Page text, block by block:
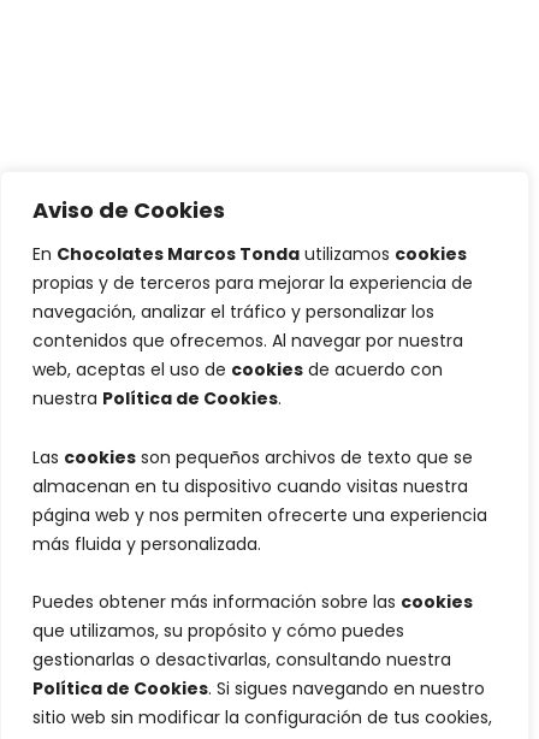
Aviso de Cookies
En Chocolates Marcos Tonda utilizamos cookies
propias y de terceros para mejorar la experiencia de
navegación, analizar el tráfico y personalizar los
contenidos que ofrecemos. Al navegar por nuestra
web, aceptas el uso de cookies de acuerdo con
nuestra Política de Cookies.
Las cookies son pequeños archivos de texto que se
almacenan en tu dispositivo cuando visitas nuestra
página web y nos permiten ofrecerte una experiencia
más fluida y personalizada.
Puedes obtener más información sobre las cookies
que utilizamos, su propósito y cómo puedes
gestionarlas o desactivarlas, consultando nuestra
Política de Cookies. Si sigues navegando en nuestro
sitio web sin modificar la configuración de tus cookies,